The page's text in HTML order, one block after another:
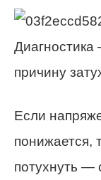
причину
Если
понижается,
потухнуть —